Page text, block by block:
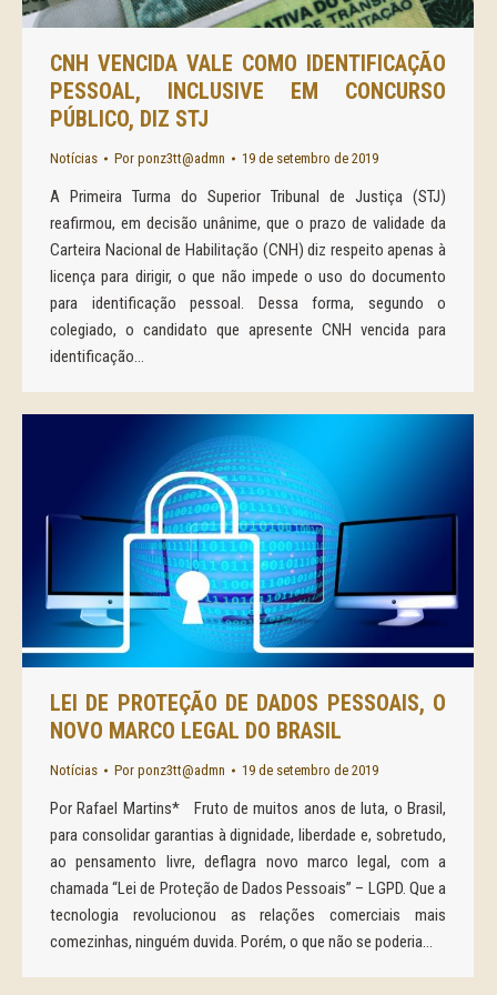
CNH VENCIDA VALE COMO IDENTIFICAÇÃO
PESSOAL, INCLUSIVE EM CONCURSO
PÚBLICO, DIZ STJ
Notícias Por ponz3tt@admn 19 de setembro de 2019
A Primeira Turma do Superior Tribunal de Justiça (STJ)
reafirmou, em decisão unânime, que o prazo de validade da
Carteira Nacional de Habilitação (CNH) diz respeito apenas à
licença para dirigir, o que não impede o uso do documento
para identificação pessoal. Dessa forma, segundo o
colegiado, o candidato que apresente CNH vencida para
identificação…
LEI DE PROTEÇÃO DE DADOS PESSOAIS, O
NOVO MARCO LEGAL DO BRASIL
Notícias Por ponz3tt@admn 19 de setembro de 2019
Por Rafael Martins* Fruto de muitos anos de luta, o Brasil,
para consolidar garantias à dignidade, liberdade e, sobretudo,
ao pensamento livre, deflagra novo marco legal, com a
chamada “Lei de Proteção de Dados Pessoais” – LGPD. Que a
tecnologia revolucionou as relações comerciais mais
comezinhas, ninguém duvida. Porém, o que não se poderia…